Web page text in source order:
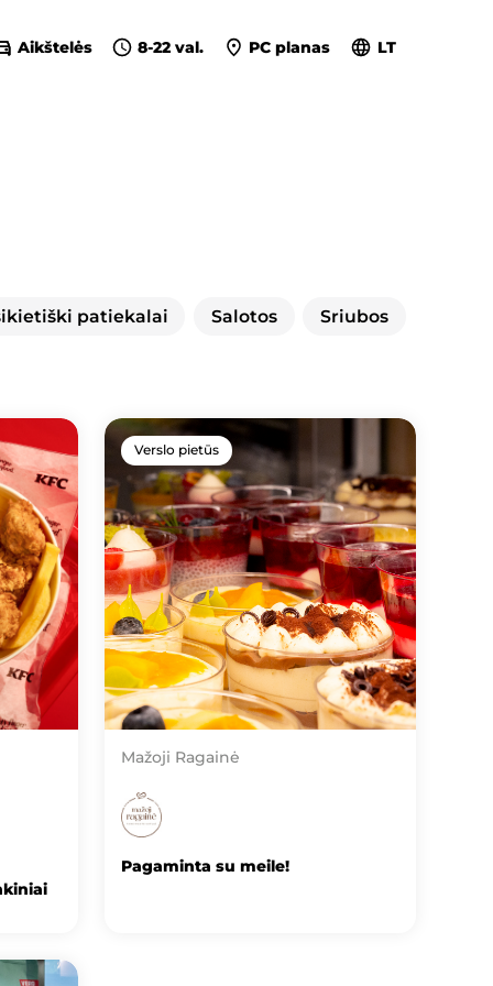
Aikštelės 8-22 val. PC planas LT
patiekalai Salotos Sriubos
Mažoji Ragainė
Pagaminta su meile!
Verslo pietūs